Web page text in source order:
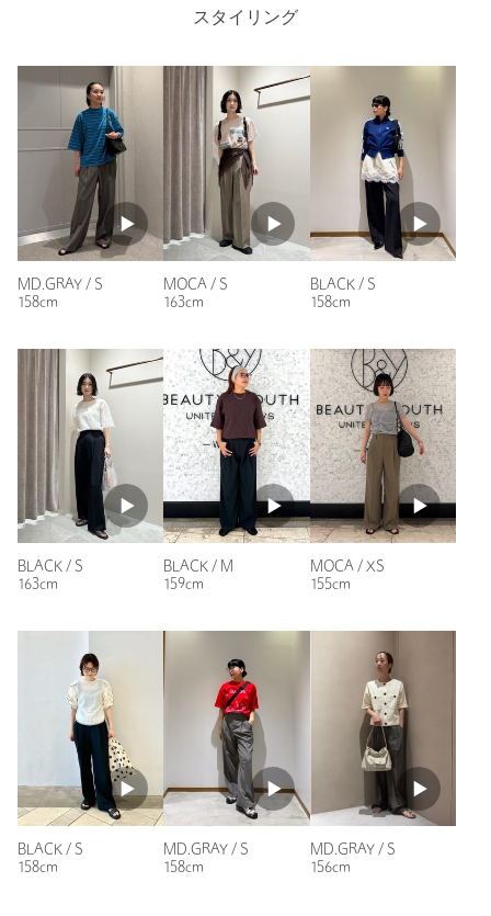
サイズ XS S M
ポリエステル100％
洗濯表示 手洗い可 洗濯表示について
ベトナム製
商品番号 1614-1-000065
落としてSサイズでジャストでした。
らいヘビロテ間違いないです。
女性
年代：50代前半
162cm
普段の着用サイズ：
16人が参考になったと回答
参考になった
ニックネーム： Ｋ
投稿日： 2026年5月24日
購入サイズ：XS
｜
購入カラー：MD.GRAY
購入商品のサイズ感：少し大きい
153cm細めです。
ウエストサイズはちょうど良かったものの、裾は少し長めだっ
たが、形・素材感・履き心地が良く満足の買い物になりまし
女性
30代前半
153cm
普段の着用サイズ：S
15人が参考になったと回答
スタイリング
MD.GRAY / S
158cm
MOCA / S
163cm
BLACK / S
158cm
BLACK / S
163cm
BLACK / M
159cm
MOCA / XS
155cm
BLACK / S
158cm
MD.GRAY / S
158cm
MD.GRAY / S
156cm